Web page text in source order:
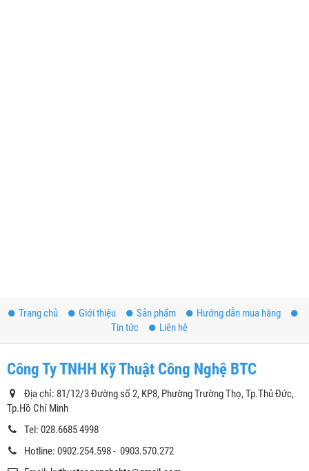
Trang chủ Giới thiệu Sản phẩm
Hướng dẫn mua hàng
Tin tức
Liên hệ
Công Ty TNHH Kỹ Thuật Công Nghệ BTC
Địa chỉ: 81/12/3 Đường số 2, KP8, Phường Trường Thọ, Tp.Thủ Đức,
Tp.Hồ Chí Minh
Tel: 028.6685 4998
Hotline: 0902.254.598 - 0903.570.272